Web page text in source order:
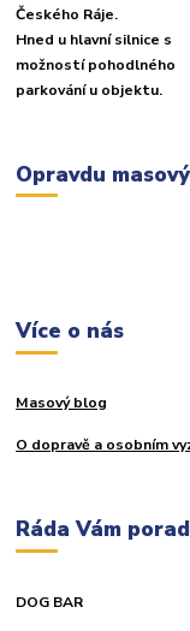
Českého Ráje.
Hned u hlavní silnice s
možností pohodlného
parkování u objektu.
Opravdu
Více o nás
Masový blog
O dopravě a osobním
Ráda Vám
DOG BAR